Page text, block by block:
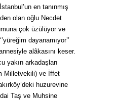
en tanınmış
olan oğlu Necdet
çok üzülüyor ve
dayanamıyor’’
alâkasını keser.
yakın arkadaşları
Milletvekili) ve İffet
huzurevine
Taş ve Muhsine